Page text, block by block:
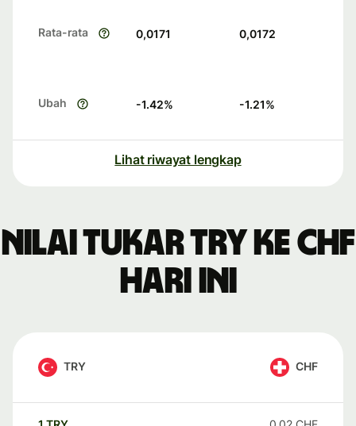
Rata-rata 0,0171 0,0172
Ubah -1.42% -1.21%
Lihat riwayat lengkap
Nilai tukar TRY ke CHF
hari ini
TRY CHF